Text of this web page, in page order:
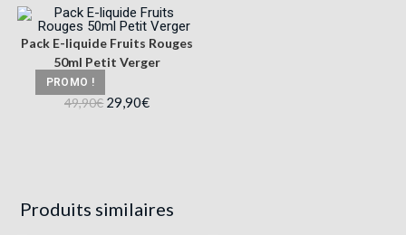
PROMO !
Pack E-liquide Fruits Rouges
50ml Petit Verger
49,90€ 29,90€
Produits similaires